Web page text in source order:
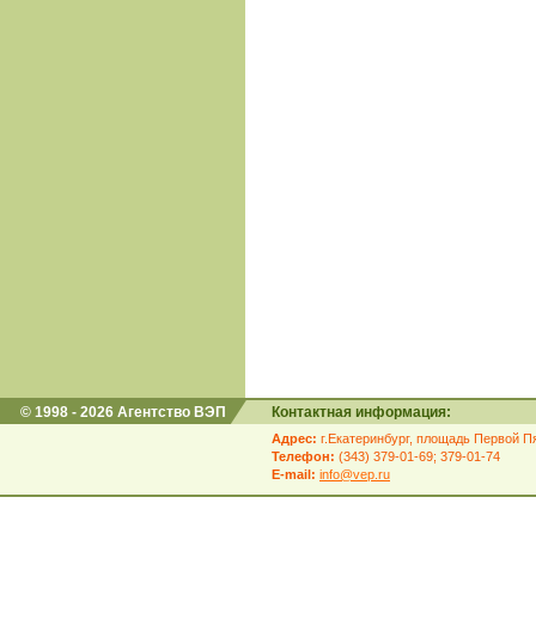
© 1998 - 2026 Агентство ВЭП Контактная информация:
Адрес: г.Екатеринбург, площадь Первой
Телефон: (343) 379-01-69; 379-01-74
E-mail: info@vep.ru